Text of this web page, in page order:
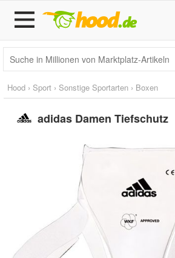
Hood › Sport › Sonstige Sportarten › Boxen
adidas Damen Tiefschutz